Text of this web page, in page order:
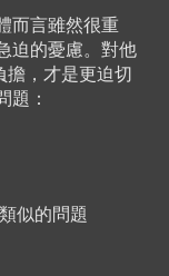
而言雖然很重
迫的憂慮。對他
擔，才是更迫切
題：
似的問題